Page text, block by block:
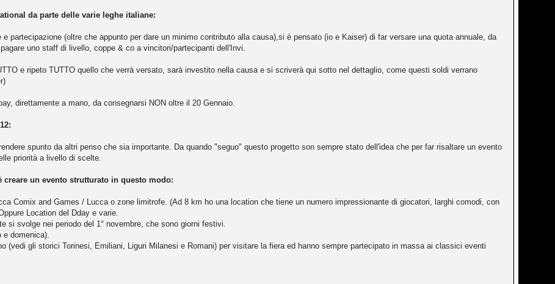
da parte delle varie leghe italiane:
e partecipazione (oltre che appunto per dare un minimo contributo alla causa),si è pensato (io e Kaiser) di far versare una quota annuale, da
uno staff di livello, coppe & co a vincitori/partecipanti dell'Invi.
e ripeto TUTTO quello che verrà versato, sarà investito nella causa e si scriverà qui sotto nel dettaglio, come questi soldi verrano
direttamente a mano, da consegnarsi NON oltre il 20 Gennaio.
spunto da altri penso che sia importante. Da quando "seguo" questo progetto son sempre stato dell'idea che per far risaltare un evento
priorità a livello di scelte.
un evento strutturato in questo modo:
Comix and Games / Lucca o zone limitrofe. (Ad 8 km ho una location che tiene un numero impressionante di giocatori, larghi comodi, con
Location del Dday e varie.
si svolge nei periodo del 1° novembre, che sono giorni festivi.
e domenica).
(vedi gli storici Torinesi, Emiliani, Liguri Milanesi e Romani) per visitare la fiera ed hanno sempre partecipato in massa ai classici eventi